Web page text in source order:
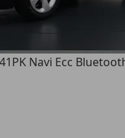
Navi Ecc